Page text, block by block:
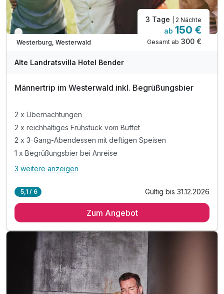
Verfügbar bis Dezember
Westerburg, Westerwald
3 Tage | 2 Nächte
ab 150 €
Gesamt ab 300 €
Alte Landratsvilla Hotel Bender
Männertrip im Westerwald inkl. Begrüßungsbier
2 x Übernachtungen
2 x reichhaltiges Frühstück vom Buffet
2 x 3-Gang-Abendessen mit deftigen Speisen
1 x Begrüßungsbier bei Anreise
Alle Inklusivleistungen
2 x reichhaltiges Frühstück vom Buffet
1 x Begrüßungsbier bei Anreise
inkl. 1 Flasche Wasser auf dem Zimmer
inkl. Parkplatz
inkl. WLAN
3 weitere anzeigen
5,1 / 6 Gültig bis 31.12.2026
Zum Angebot